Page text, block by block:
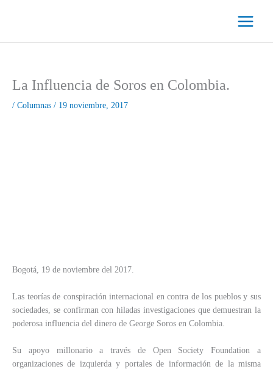
La Influencia de Soros en Colombia.
/ Columnas / 19 noviembre, 2017
Bogotá, 19 de noviembre del 2017.
Las teorías de conspiración internacional en contra de los pueblos y sus
sociedades, se confirman con hiladas investigaciones que demuestran la
poderosa influencia del dinero de George Soros en Colombia.
Su apoyo millonario a través de Open Society Foundation a
organizaciones de izquierda y portales de información de la misma